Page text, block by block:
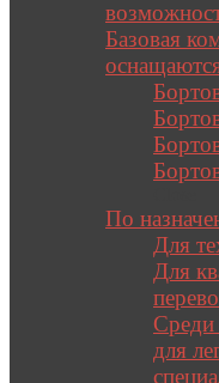
Базовая
По
Для
Для
Среди
для